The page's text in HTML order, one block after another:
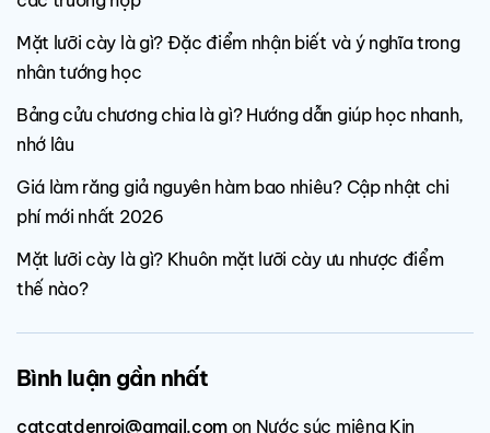
Mặt lưỡi cày là gì? Đặc điểm nhận biết và ý nghĩa trong
nhân tướng học
Bảng cửu chương chia là gì? Hướng dẫn giúp học nhanh,
nhớ lâu
Giá làm răng giả nguyên hàm bao nhiêu? Cập nhật chi
phí mới nhất 2026
Mặt lưỡi cày là gì? Khuôn mặt lưỡi cày ưu nhược điểm
thế nào?
Bình luận gần nhất
catcatdenroi@gmail.comon Nước súc miệng Kin